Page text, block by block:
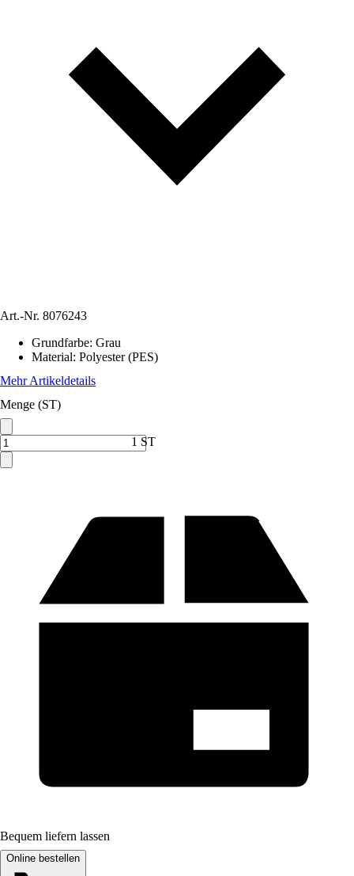
Art.-Nr. 8076243
Grundfarbe: Grau
Material: Polyester (PES)
Mehr Artikeldetails
Menge (ST)
1 ST
Bequem liefern lassen
Online bestellen